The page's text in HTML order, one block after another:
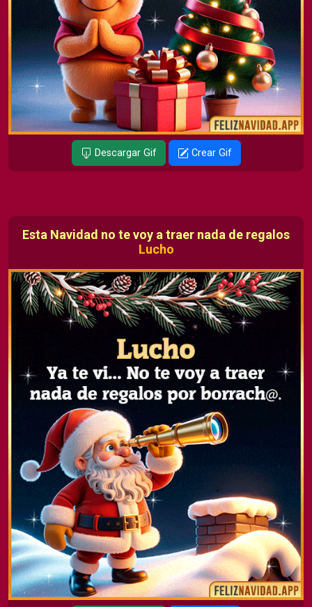
Descargar Gif Crear Gif
Esta Navidad no te voy a traer nada de regalos
Lucho